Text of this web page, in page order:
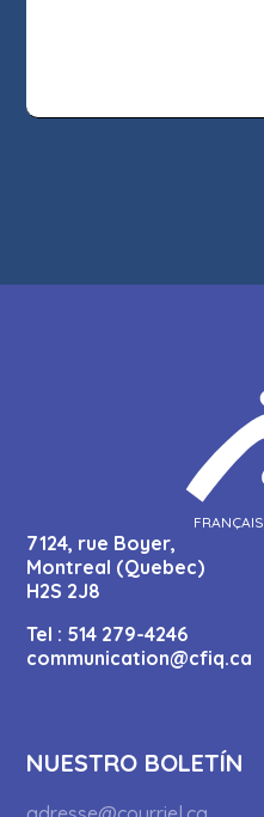
FRANÇAIS
7124, rue Boyer,
Montreal (Quebec)
H2S 2J8
Tel : 514 279-4246
communication@cfiq.ca
NUESTRO BOLETÍN